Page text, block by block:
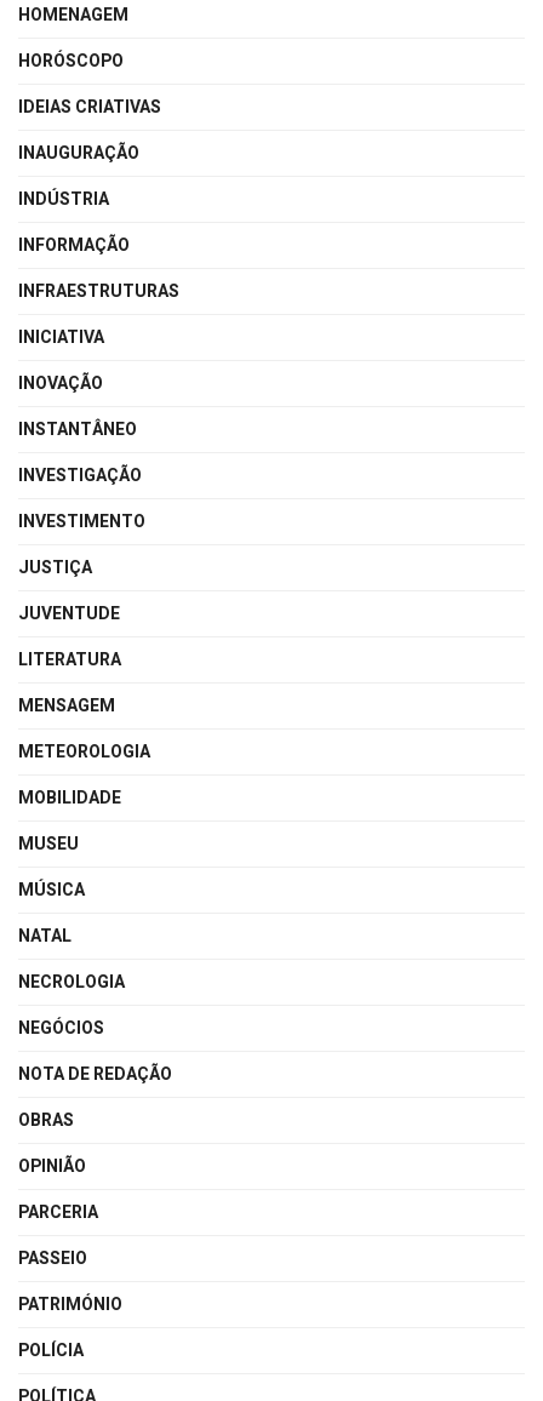
HOMENAGEM
HORÓSCOPO
IDEIAS CRIATIVAS
INAUGURAÇÃO
INDÚSTRIA
INFORMAÇÃO
INFRAESTRUTURAS
INICIATIVA
INOVAÇÃO
INSTANTÂNEO
INVESTIGAÇÃO
INVESTIMENTO
JUSTIÇA
JUVENTUDE
LITERATURA
MENSAGEM
METEOROLOGIA
MOBILIDADE
MUSEU
MÚSICA
NATAL
NECROLOGIA
NEGÓCIOS
NOTA DE REDAÇÃO
OBRAS
OPINIÃO
PARCERIA
PASSEIO
PATRIMÓNIO
POLÍCIA